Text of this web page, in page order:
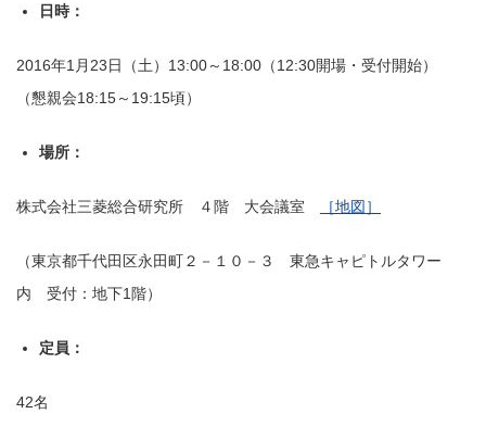
日時：
2016年1月23日（土）13:00～18:00（12:30開場・受付開始）
（懇親会18:15～19:15頃）
場所：
株式会社三菱総合研究所 ４階 大会議室 ［地図］
（東京都千代田区永田町２－１０－３ 東急キャピトルタワー
内 受付：地下1階）
定員：
42名